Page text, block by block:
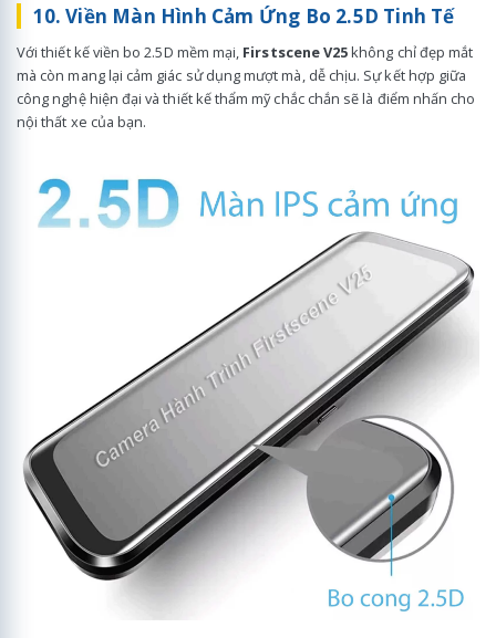
10. Viền Màn Hình Cảm Ứng Bo 2.5D Tinh Tế
Với thiết kế viền bo 2.5D mềm mại, Firstscene V25không chỉ đẹp mắt
mà còn mang lại cảm giác sử dụng mượt mà, dễ chịu. Sự kết hợp giữa
công nghệ hiện đại và thiết kế thẩm mỹ chắc chắn sẽ là điểm nhấn cho
nội thất xe của bạn.